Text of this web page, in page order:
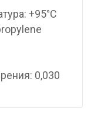
+95°С
0,030